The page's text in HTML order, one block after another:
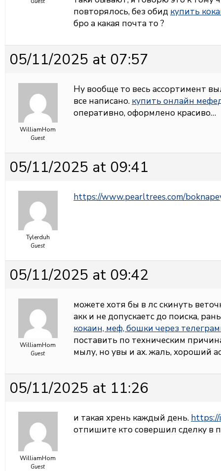
повторялось, без обид купить
бро а какая почта то ?
05/11/2025 at 07:57
WilliamHom
Guest
Ну вообще то весь ассортимент
все написано. купить онлайн
оперативно, оформлено красиво…
05/11/2025 at 09:41
Tylerduh
Guest
https://www.pearltrees.com/
05/11/2025 at 09:42
WilliamHom
Guest
можете хотя бы в лс скинуть
акк и не допускаетс до поиска,
кокаин, меф, бошки через
поставить по техническим
мылу, но увы и ах. жаль, хороший
05/11/2025 at 11:26
WilliamHom
Guest
и такая хрень каждый день. https://
отпишите кто совершил сделку в